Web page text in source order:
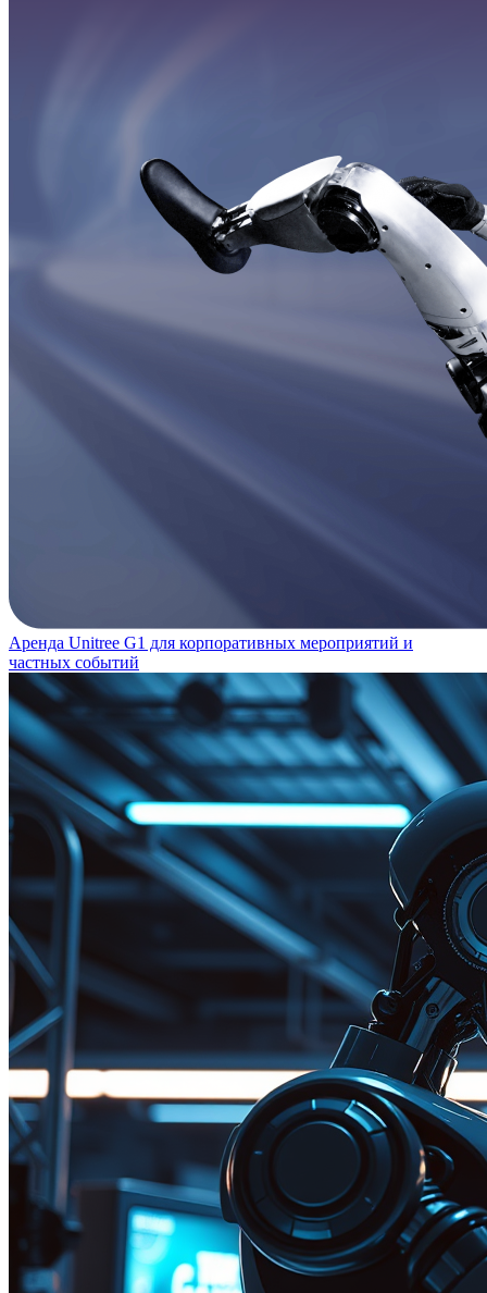
Аренда Unitree G1 для корпоративных мероприятий и
частных событий